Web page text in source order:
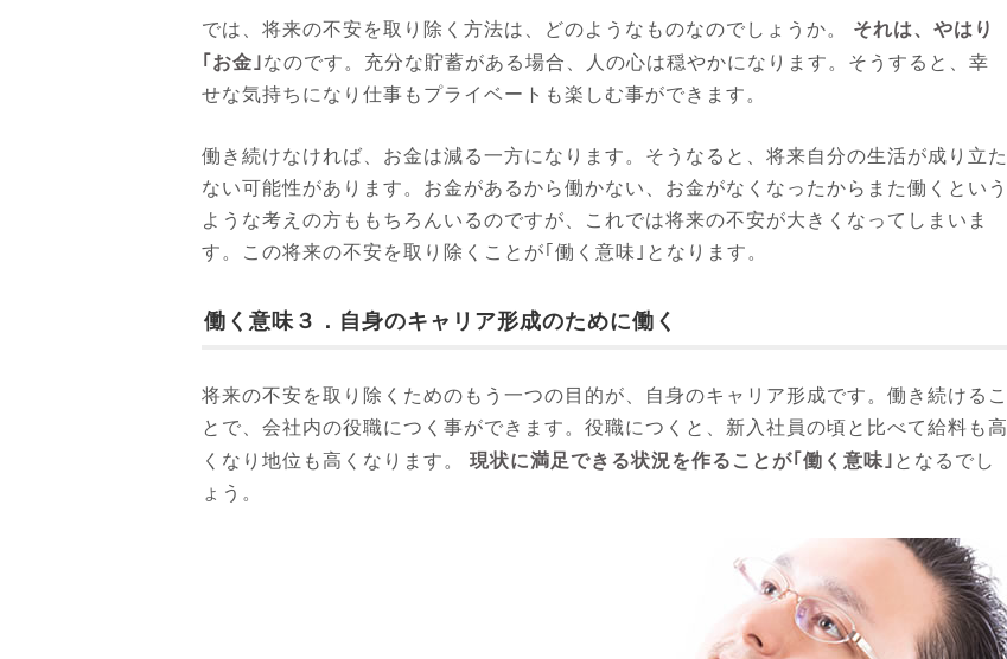
では、将来の不安を取り除く方法は、どのようなものなのでしょうか。
それは、やはり
｢お金｣なのです。充分な貯蓄がある場合、人の心は穏やかになります。そうすると、幸
せな気持ちになり仕事もプライベートも楽しむ事ができます。
働き続けなければ、お金は減る一方になります。そうなると、将来自分の生活が成り立た
ない可能性があります。お金があるから働かない、お金がなくなったからまた働くという
ような考えの方ももちろんいるのですが、これでは将来の不安が大きくなってしまいま
す。この将来の不安を取り除くことが｢働く意味｣となります。
働く意味３．自身のキャリア形成のために働く
将来の不安を取り除くためのもう一つの目的が、自身のキャリア形成です。働き続けるこ
とで、会社内の役職につく事ができます。役職につくと、新入社員の頃と比べて給料も高
くなり地位も高くなります。
現状に満足できる状況を作ることが｢働く意味｣ となるでし
ょう。